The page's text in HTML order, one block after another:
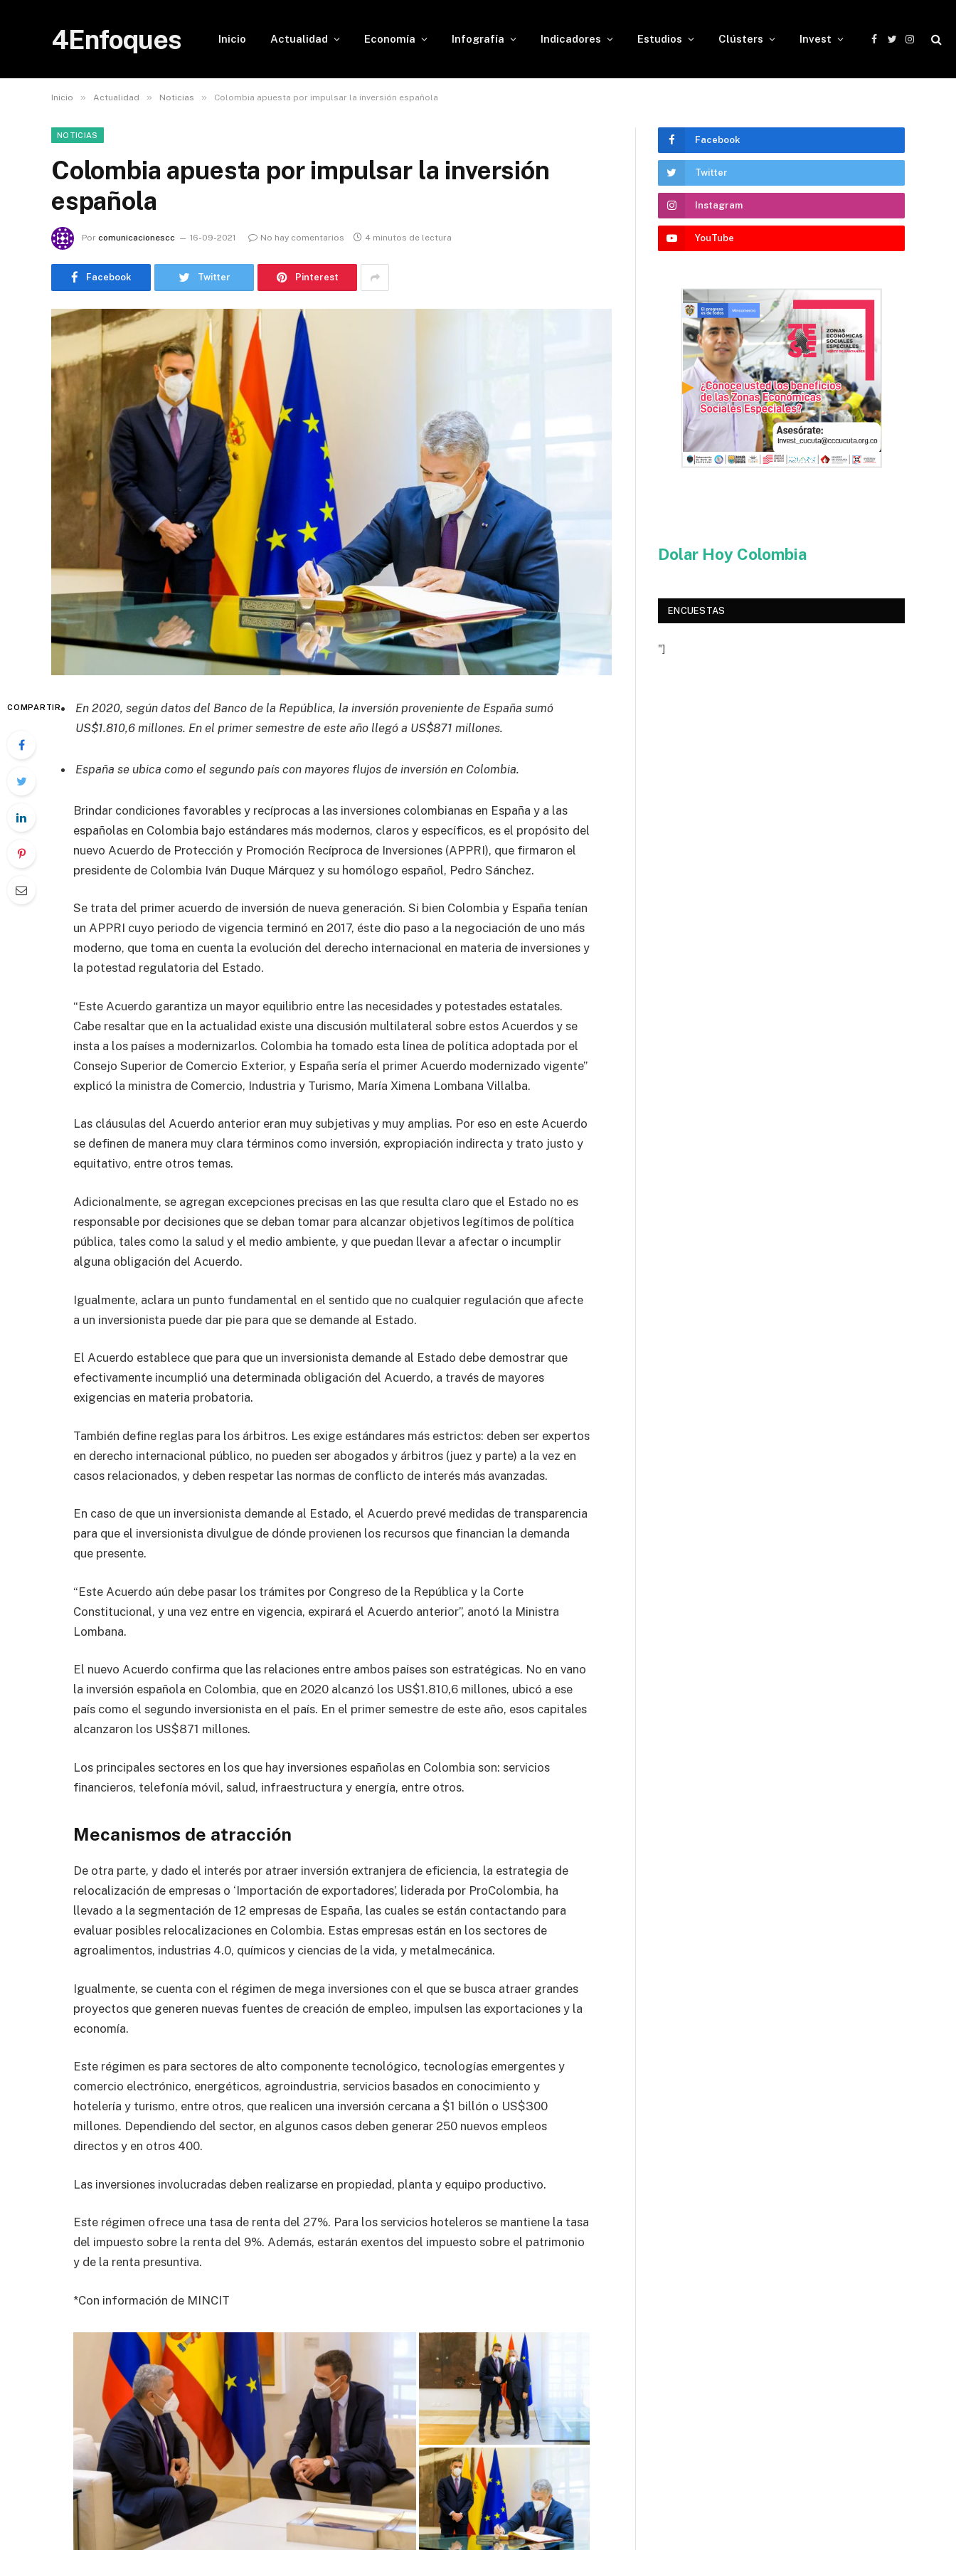
4Enfoques Inicio Actualidad Economía Infografía Indicadores Estudios Clústers Invest
Facebook
TwitterInstagram
Inicio » Actualidad » Noticias » Colombia apuesta por impulsar la inversión española
NOTICIAS
Colombia apuesta por impulsar la inversión
española
Por comunicacionescc 16-09-2021 No hay comentarios 4 minutos de lectura
Facebook Twitter Pinterest
COMPARTIR
En 2020, según datos del Banco de la República, la inversión proveniente de España sumó
US$1.810,6 millones. En el primer semestre de este año llegó a US$871 millones.
España se ubica como el segundo país con mayores flujos de inversión en Colombia.
Brindar condiciones favorables y recíprocas a las inversiones colombianas en España y a las
españolas en Colombia bajo estándares más modernos, claros y específicos, es el propósito del
nuevo Acuerdo de Protección y Promoción Recíproca de Inversiones (APPRI), que firmaron el
presidente de Colombia Iván Duque Márquez y su homólogo español, Pedro Sánchez.
Se trata del primer acuerdo de inversión de nueva generación. Si bien Colombia y España tenían
un APPRI cuyo periodo de vigencia terminó en 2017, éste dio paso a la negociación de uno más
moderno, que toma en cuenta la evolución del derecho internacional en materia de inversiones y
la potestad regulatoria del Estado.
“Este Acuerdo garantiza un mayor equilibrio entre las necesidades y potestades estatales.
Cabe resaltar que en la actualidad existe una discusión multilateral sobre estos Acuerdos y se
insta a los países a modernizarlos. Colombia ha tomado esta línea de política adoptada por el
Consejo Superior de Comercio Exterior, y España sería el primer Acuerdo modernizado vigente”
explicó la ministra de Comercio, Industria y Turismo, María Ximena Lombana Villalba.
Las cláusulas del Acuerdo anterior eran muy subjetivas y muy amplias. Por eso en este Acuerdo
se definen de manera muy clara términos como inversión, expropiación indirecta y trato justo y
equitativo, entre otros temas.
Adicionalmente, se agregan excepciones precisas en las que resulta claro que el Estado no es
responsable por decisiones que se deban tomar para alcanzar objetivos legítimos de política
pública, tales como la salud y el medio ambiente, y que puedan llevar a afectar o incumplir
alguna obligación del Acuerdo.
Igualmente, aclara un punto fundamental en el sentido que no cualquier regulación que afecte
a un inversionista puede dar pie para que se demande al Estado.
El Acuerdo establece que para que un inversionista demande al Estado debe demostrar que
efectivamente incumplió una determinada obligación del Acuerdo, a través de mayores
exigencias en materia probatoria.
También define reglas para los árbitros. Les exige estándares más estrictos: deben ser expertos
en derecho internacional público, no pueden ser abogados y árbitros (juez y parte) a la vez en
casos relacionados, y deben respetar las normas de conflicto de interés más avanzadas.
En caso de que un inversionista demande al Estado, el Acuerdo prevé medidas de transparencia
para que el inversionista divulgue de dónde provienen los recursos que financian la demanda
que presente.
“Este Acuerdo aún debe pasar los trámites por Congreso de la República y la Corte
Constitucional, y una vez entre en vigencia, expirará el Acuerdo anterior”, anotó la Ministra
Lombana.
El nuevo Acuerdo confirma que las relaciones entre ambos países son estratégicas. No en vano
la inversión española en Colombia, que en 2020 alcanzó los US$1.810,6 millones, ubicó a ese
país como el segundo inversionista en el país. En el primer semestre de este año, esos capitales
alcanzaron los US$871 millones.
Los principales sectores en los que hay inversiones españolas en Colombia son: servicios
financieros, telefonía móvil, salud, infraestructura y energía, entre otros.
Mecanismos de atracción
De otra parte, y dado el interés por atraer inversión extranjera de eficiencia, la estrategia de
relocalización de empresas o ‘Importación de exportadores’, liderada por ProColombia, ha
llevado a la segmentación de 12 empresas de España, las cuales se están contactando para
evaluar posibles relocalizaciones en Colombia. Estas empresas están en los sectores de
agroalimentos, industrias 4.0, químicos y ciencias de la vida, y metalmecánica.
Igualmente, se cuenta con el régimen de mega inversiones con el que se busca atraer grandes
proyectos que generen nuevas fuentes de creación de empleo, impulsen las exportaciones y la
economía.
Este régimen es para sectores de alto componente tecnológico, tecnologías emergentes y
comercio electrónico, energéticos, agroindustria, servicios basados en conocimiento y
hotelería y turismo, entre otros, que realicen una inversión cercana a $1 billón o US$300
millones. Dependiendo del sector, en algunos casos deben generar 250 nuevos empleos
directos y en otros 400.
Las inversiones involucradas deben realizarse en propiedad, planta y equipo productivo.
Este régimen ofrece una tasa de renta del 27%. Para los servicios hoteleros se mantiene la tasa
del impuesto sobre la renta del 9%. Además, estarán exentos del impuesto sobre el patrimonio
y de la renta presuntiva.
*Con información de MINCIT
Facebook
Twitter
Instagram
YouTube
Dolar Hoy Colombia
ENCUESTAS
"]